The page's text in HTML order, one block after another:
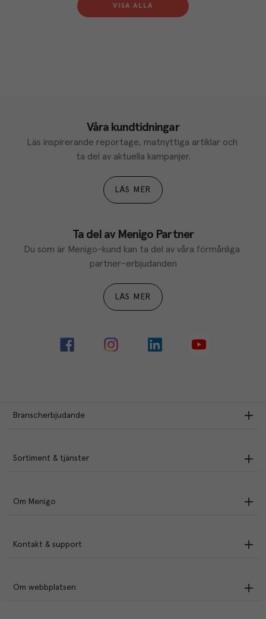
VISA ALLA
Våra kundtidningar
Läs inspirerande reportage, matnyttiga artiklar och
ta del av aktuella kampanjer.
LÄS MER
Ta del av Menigo Partner
Du som är Menigo-kund kan ta del av våra förmånliga
partner-erbjudanden
LÄS MER
Branscherbjudande
Sortiment & tjänster
Om Menigo
Kontakt & support
Om webbplatsen